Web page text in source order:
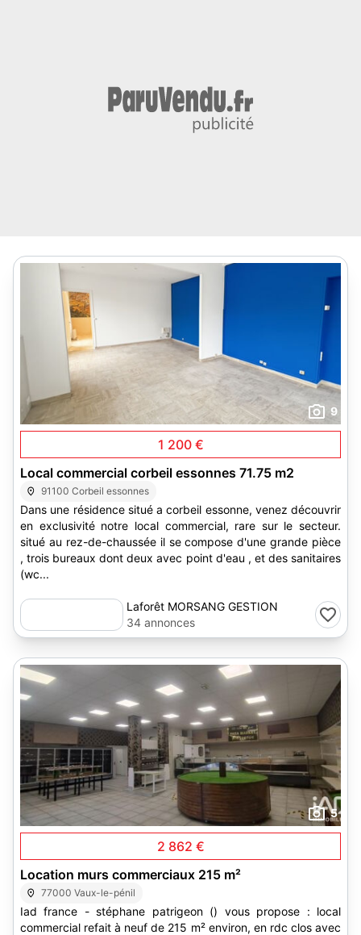
9
1 200 €
Local commercial corbeil essonnes 71.75 m2
91100 Corbeil essonnes
Dans une résidence situé a corbeil essonne, venez découvrir
en exclusivité notre local commercial, rare sur le secteur.
situé au rez-de-chaussée il se compose d'une grande pièce
, trois bureaux dont deux avec point d'eau , et des sanitaires
(wc...
Laforêt MORSANG GESTION
34 annonces
5
2 862 €
Location murs commerciaux 215 m²
77000 Vaux-le-pénil
Iad france - stéphane patrigeon () vous propose : local
commercial refait à neuf de 215 m² environ, en rdc clos avec